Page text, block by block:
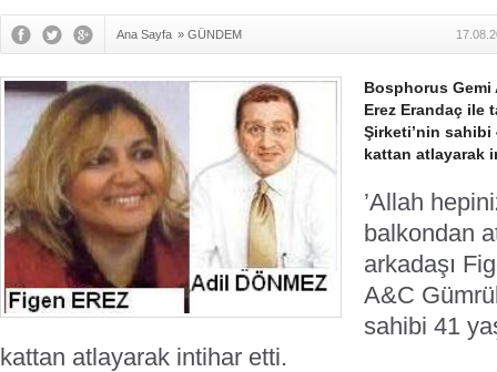
Ana Sayfa » GÜNDEM
Bosphorus
Erez Erandaç ile
Şirketi’nin sahibi
kattan atlayarak
’Allah
balkondan
arkadaşı
A&C
sahibi 41
kattan atlayarak intihar etti.